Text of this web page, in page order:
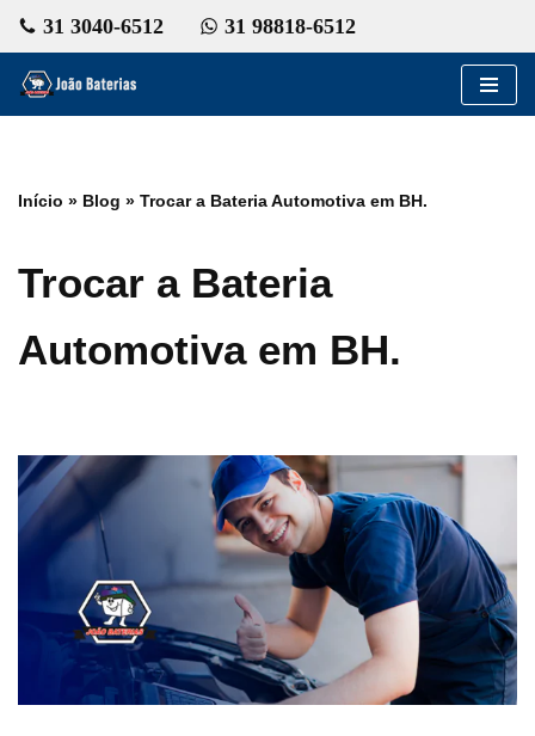
para
o
31 3040-6512 31 98818-6512
Início » Blog » Trocar a Bateria Automotiva em BH.
Trocar a Bateria
Automotiva em BH.